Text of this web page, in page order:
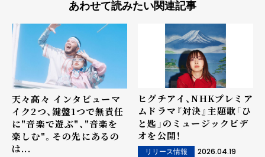
あわせて読みたい関連記事
天々高々 インタビュー――マ
イク2つ、鍵盤1つで無責任
に"音楽で遊ぶ"、"音楽を
楽しむ"。その先にあるの
は...
ヒグチアイ、NHKプレミア
ムドラマ『対決』主題歌「ひ
と匙」のミュージックビデ
オを公開！
リリース情報 2026.04.19